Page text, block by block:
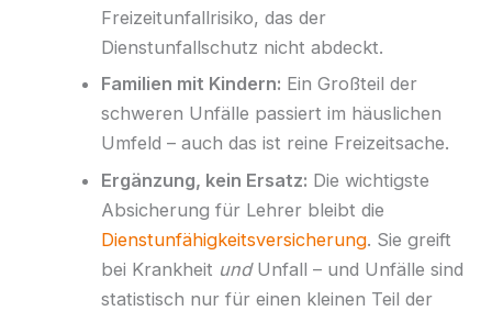
Freizeitunfallrisiko, das der
Dienstunfallschutz nicht abdeckt.
Familien mit Kindern: Ein Großteil der
schweren Unfälle passiert im häuslichen
Umfeld – auch das ist reine Freizeitsache.
Ergänzung, kein Ersatz: Die wichtigste
Absicherung für Lehrer bleibt die
Dienstunfähigkeitsversicherung. Sie greift
bei Krankheit undUnfall – und Unfälle sind
statistisch nur für einen kleinen Teil der